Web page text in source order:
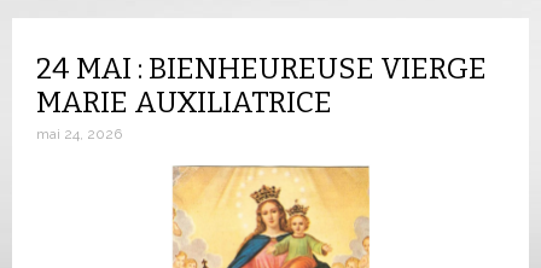
24 MAI : BIENHEUREUSE VIERGE
MARIE AUXILIATRICE
mai 24, 2026